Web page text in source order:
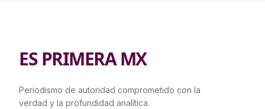
ES PRIMERA MX
Periodismo de autoridad comprometido con la
verdad y la profundidad analítica.